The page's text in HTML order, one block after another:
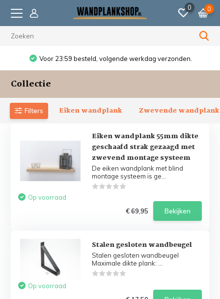
0 0
Voor 23:59 besteld, volgende werkdag verzonden.
Collectie
Filters Eiken wandplank Zwevende wandplank
Eiken wandplank 55mm dikte
geschaafd strak gezaagd met
zwevend montage systeem
De eiken wandplank met blind
montage systeem is ge...
Op voorraad
€ 69,95
Bekijken
Stalen gesloten wandbeugel
Stalen gesloten wandbeugel
Maximale dikte plank: ...
Op voorraad